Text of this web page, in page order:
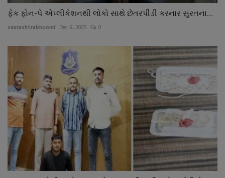
ફેક ફોન-પે એપ્લીકેશનથી લોકો સાથે છેતરપીંડી કરનાર સુરતના...
saurashtrabhoomi Dec 8, 2025 0